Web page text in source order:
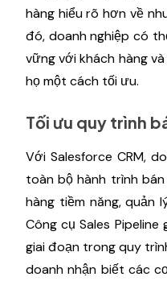
hàng hiểu rõ hơn về
đó, doanh nghiệp có
vững với khách hàng
họ một cách tối ưu.
Tối ưu quy trình
Với Salesforce CRM,
toàn bộ hành trình
hàng tiềm năng, quản
Công cụ Sales
giai đoạn trong quy
doanh nhận biết các